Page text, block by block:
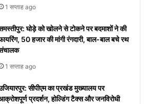
1 सप्ताह ago
घोड़े को खोलने से टोकने पर बदमाशों ने की
50 हजार की मांगी रंगदारी, बाल-बाल बचे रथ
1 सप्ताह ago
सीपीएम का प्रखंड मुख्यालय पर
प्रदर्शन, होल्डिंग टैक्स और जनविरोधी